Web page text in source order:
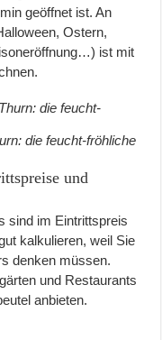
geöffnet ist. An
Ostern,
ist mit
die feucht-fröhliche
und
sind im Eintrittspreis
kalkulieren, weil Sie
denken müssen.
und Restaurants
anbieten.